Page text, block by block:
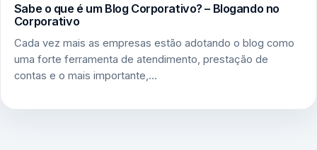
Sabe o que é um Blog Corporativo? – Blogando no
Corporativo
Cada vez mais as empresas estão adotando o blog como
uma forte ferramenta de atendimento, prestação de
contas e o mais importante,…